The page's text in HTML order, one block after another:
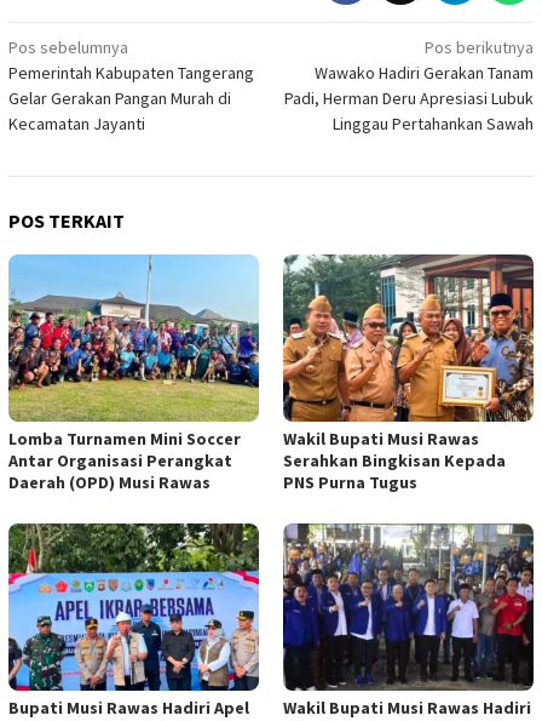
Navigasi
pos
Pos sebelumnya
Pemerintah Kabupaten Tangerang
Gelar Gerakan Pangan Murah di
Kecamatan Jayanti
Pos berikutnya
Wawako Hadiri Gerakan Tanam
Padi, Herman Deru Apresiasi Lubuk
Linggau Pertahankan Sawah
POS TERKAIT
Lomba Turnamen Mini Soccer
Antar Organisasi Perangkat
Daerah (OPD) Musi Rawas
Wakil Bupati Musi Rawas
Serahkan Bingkisan Kepada
PNS Purna Tugus
Bupati Musi Rawas Hadiri Apel
Wakil Bupati Musi Rawas Hadiri